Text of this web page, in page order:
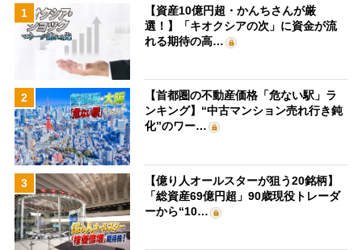
1
【資産10億円超・かんちさんが厳
選！】「キオクシアの次」に資金が流
れる期待の高…
2
【首都圏の不動産価格「危ない駅」ラ
ンキング】“中古マンション売れ行き鈍
化”のワー…
3
【億り人オールスターが狙う20銘柄】
「総資産69億円超」90歳現役トレーダ
ーから“10…